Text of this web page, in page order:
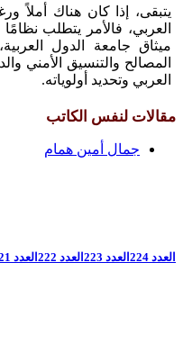
يتبقى، إذا كان هناك أملاً
العربي، فالأمر يتطلب
ميثاق جامعة الدول
المصالح والتنسيق الأمني
العربي وتحديد أولوياته.
مقالات لنفس الكاتب
جمال أمين همام
العدد 224 العدد 223 العدد 222 العدد 221